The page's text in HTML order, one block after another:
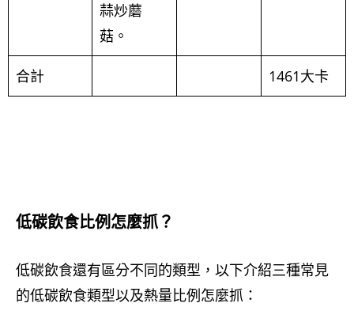
蒜炒蘑
菇。
合計 1461大卡
低碳飲食比例怎麼抓？
低碳飲食還有區分不同的類型，以下介紹三種常見
的低碳飲食類型以及熱量比例怎麼抓：